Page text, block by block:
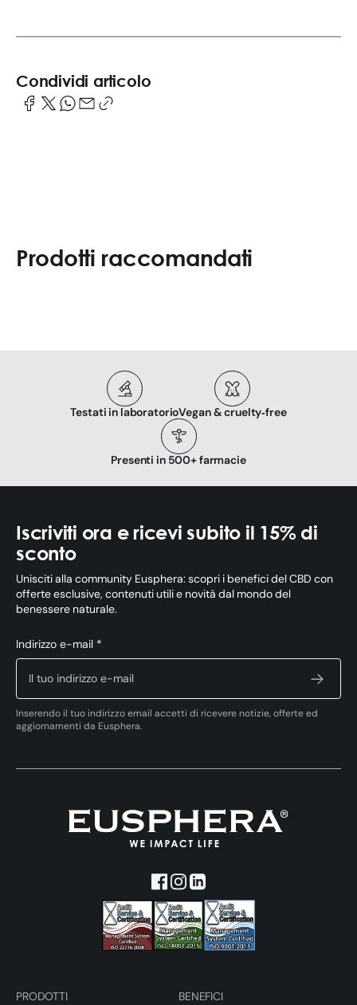
Condividi articolo
Prodotti raccomandati
Testati in laboratorioVegan & cruelty‑free
Presenti in 500+ farmacie
Iscriviti ora e ricevi subito il 15% di
sconto
Unisciti alla community Eusphera: scopri i benefici del CBD con
offerte esclusive, contenuti utili e novità dal mondo del
benessere naturale.
Indirizzo e-mail *
Inserendo il tuo indirizzo email accetti di ricevere notizie, offerte ed
aggiornamenti da Eusphera.
PRODOTTI BENEFICI